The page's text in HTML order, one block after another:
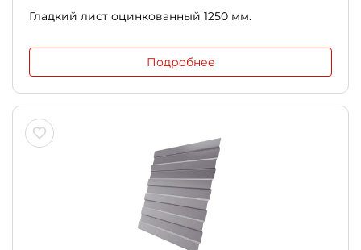
Гладкий лист оцинкованный 1250 мм.
Подробнее